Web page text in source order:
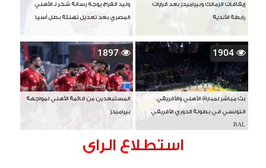
إيقافات الزمالك وبيراميدز بعد قرارات
رابطة الأندية
وليد الفراج يوجه رسالة شكر لـ الأهلي
المصري بعد تعديل تهنئة بطل آسيا
1904
بث مباشر لمباراة الأهلي والأفريقي
التونسي في بطولة الدوري الأفريقي
BAL
1897
المستبعدين من قائمة الأهلي لمواجهة
بيراميدز
استطلاع الراى